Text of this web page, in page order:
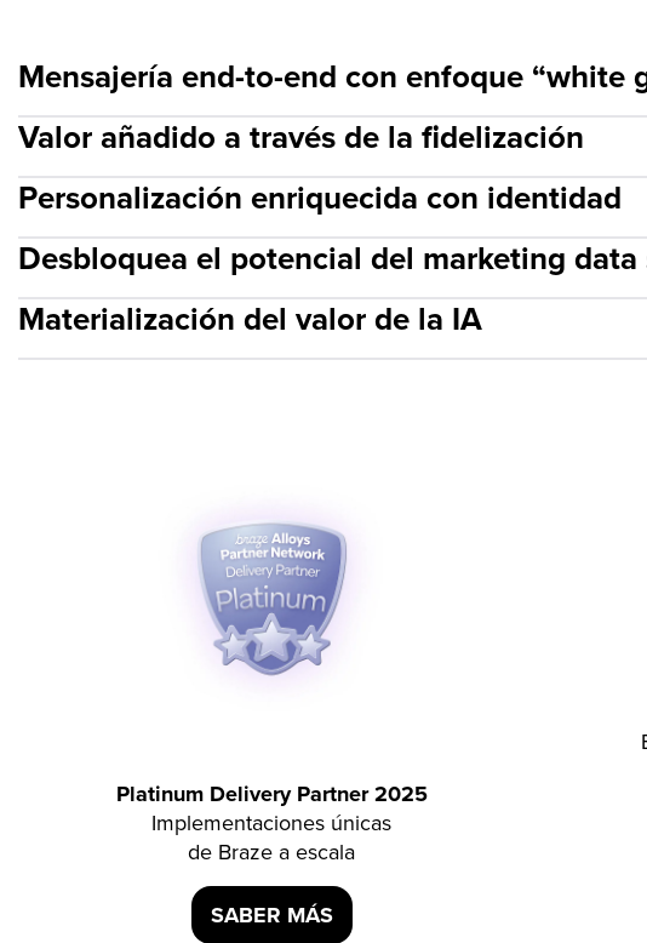
Mensajería end-to-end con enfoque “white
Valor añadido a través de la fidelización
Personalización enriquecida con identidad
Desbloquea el potencial del marketing data
Materialización del valor de la IA
Platinum Delivery Partner 2025
Implementaciones únicas
de Braze a escala
SABER MÁS